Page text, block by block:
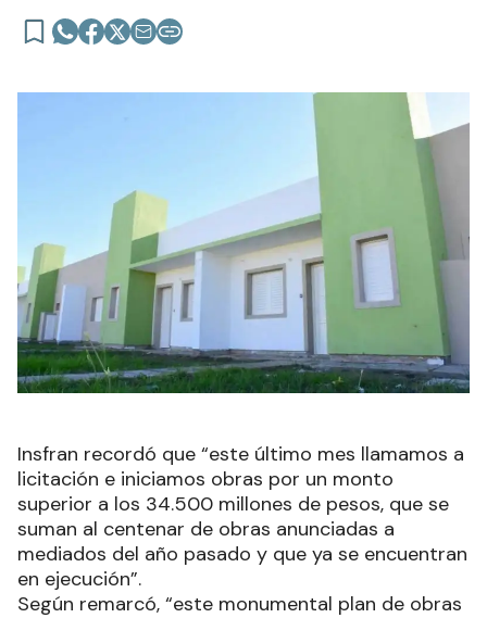
Insfran recordó que “este último mes llamamos a
licitación e iniciamos obras por un monto
superior a los 34.500 millones de pesos, que se
suman al centenar de obras anunciadas a
mediados del año pasado y que ya se encuentran
en ejecución”.
Según remarcó, “este monumental plan de obras